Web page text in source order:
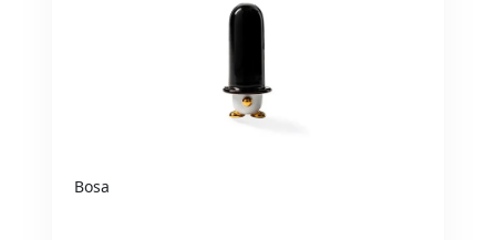
Bosa